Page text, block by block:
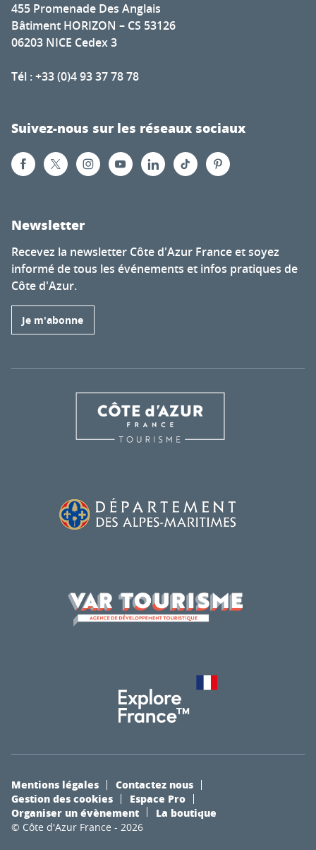
455 Promenade Des Anglais
Bâtiment HORIZON – CS 53126
06203 NICE Cedex 3
Tél : +33 (0)4 93 37 78 78
Suivez-nous sur les réseaux sociaux
Newsletter
Recevez la newsletter Côte d'Azur France et soyez
informé de tous les événements et infos pratiques de
Côte d'Azur.
Je m'abonne
© Côte d'Azur France - 2026
Mentions légales
Contactez nous
Gestion des cookies
Espace Pro
Organiser un évènement
La boutique